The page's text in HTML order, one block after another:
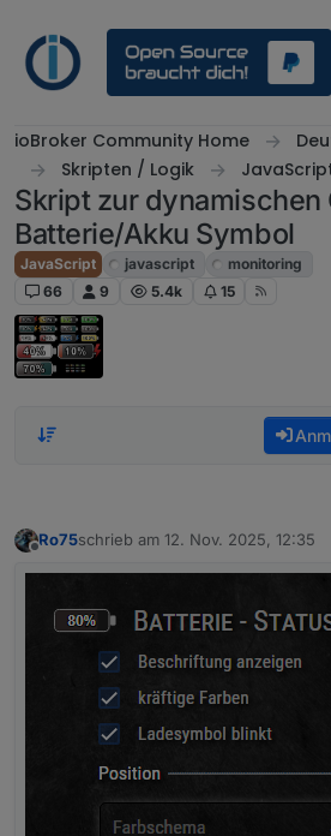
ioBroker Community Home
Skripten / Logik
Skript zur dynamischen
Batterie/Akku Symbol
JavaScript javascript
monitoring
66
9 5.4k 15
Ro75schrieb am 12. Nov. 2025, 12:35
zuletzt editiert von